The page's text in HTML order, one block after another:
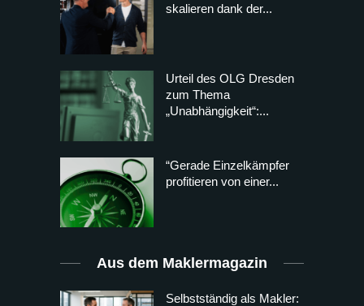
skalieren dank der...
Urteil des OLG Dresden
zum Thema
„Unabhängigkeit“:...
“Gerade Einzelkämpfer
profitieren von einer...
Aus dem Maklermagazin
Selbstständig als Makler: